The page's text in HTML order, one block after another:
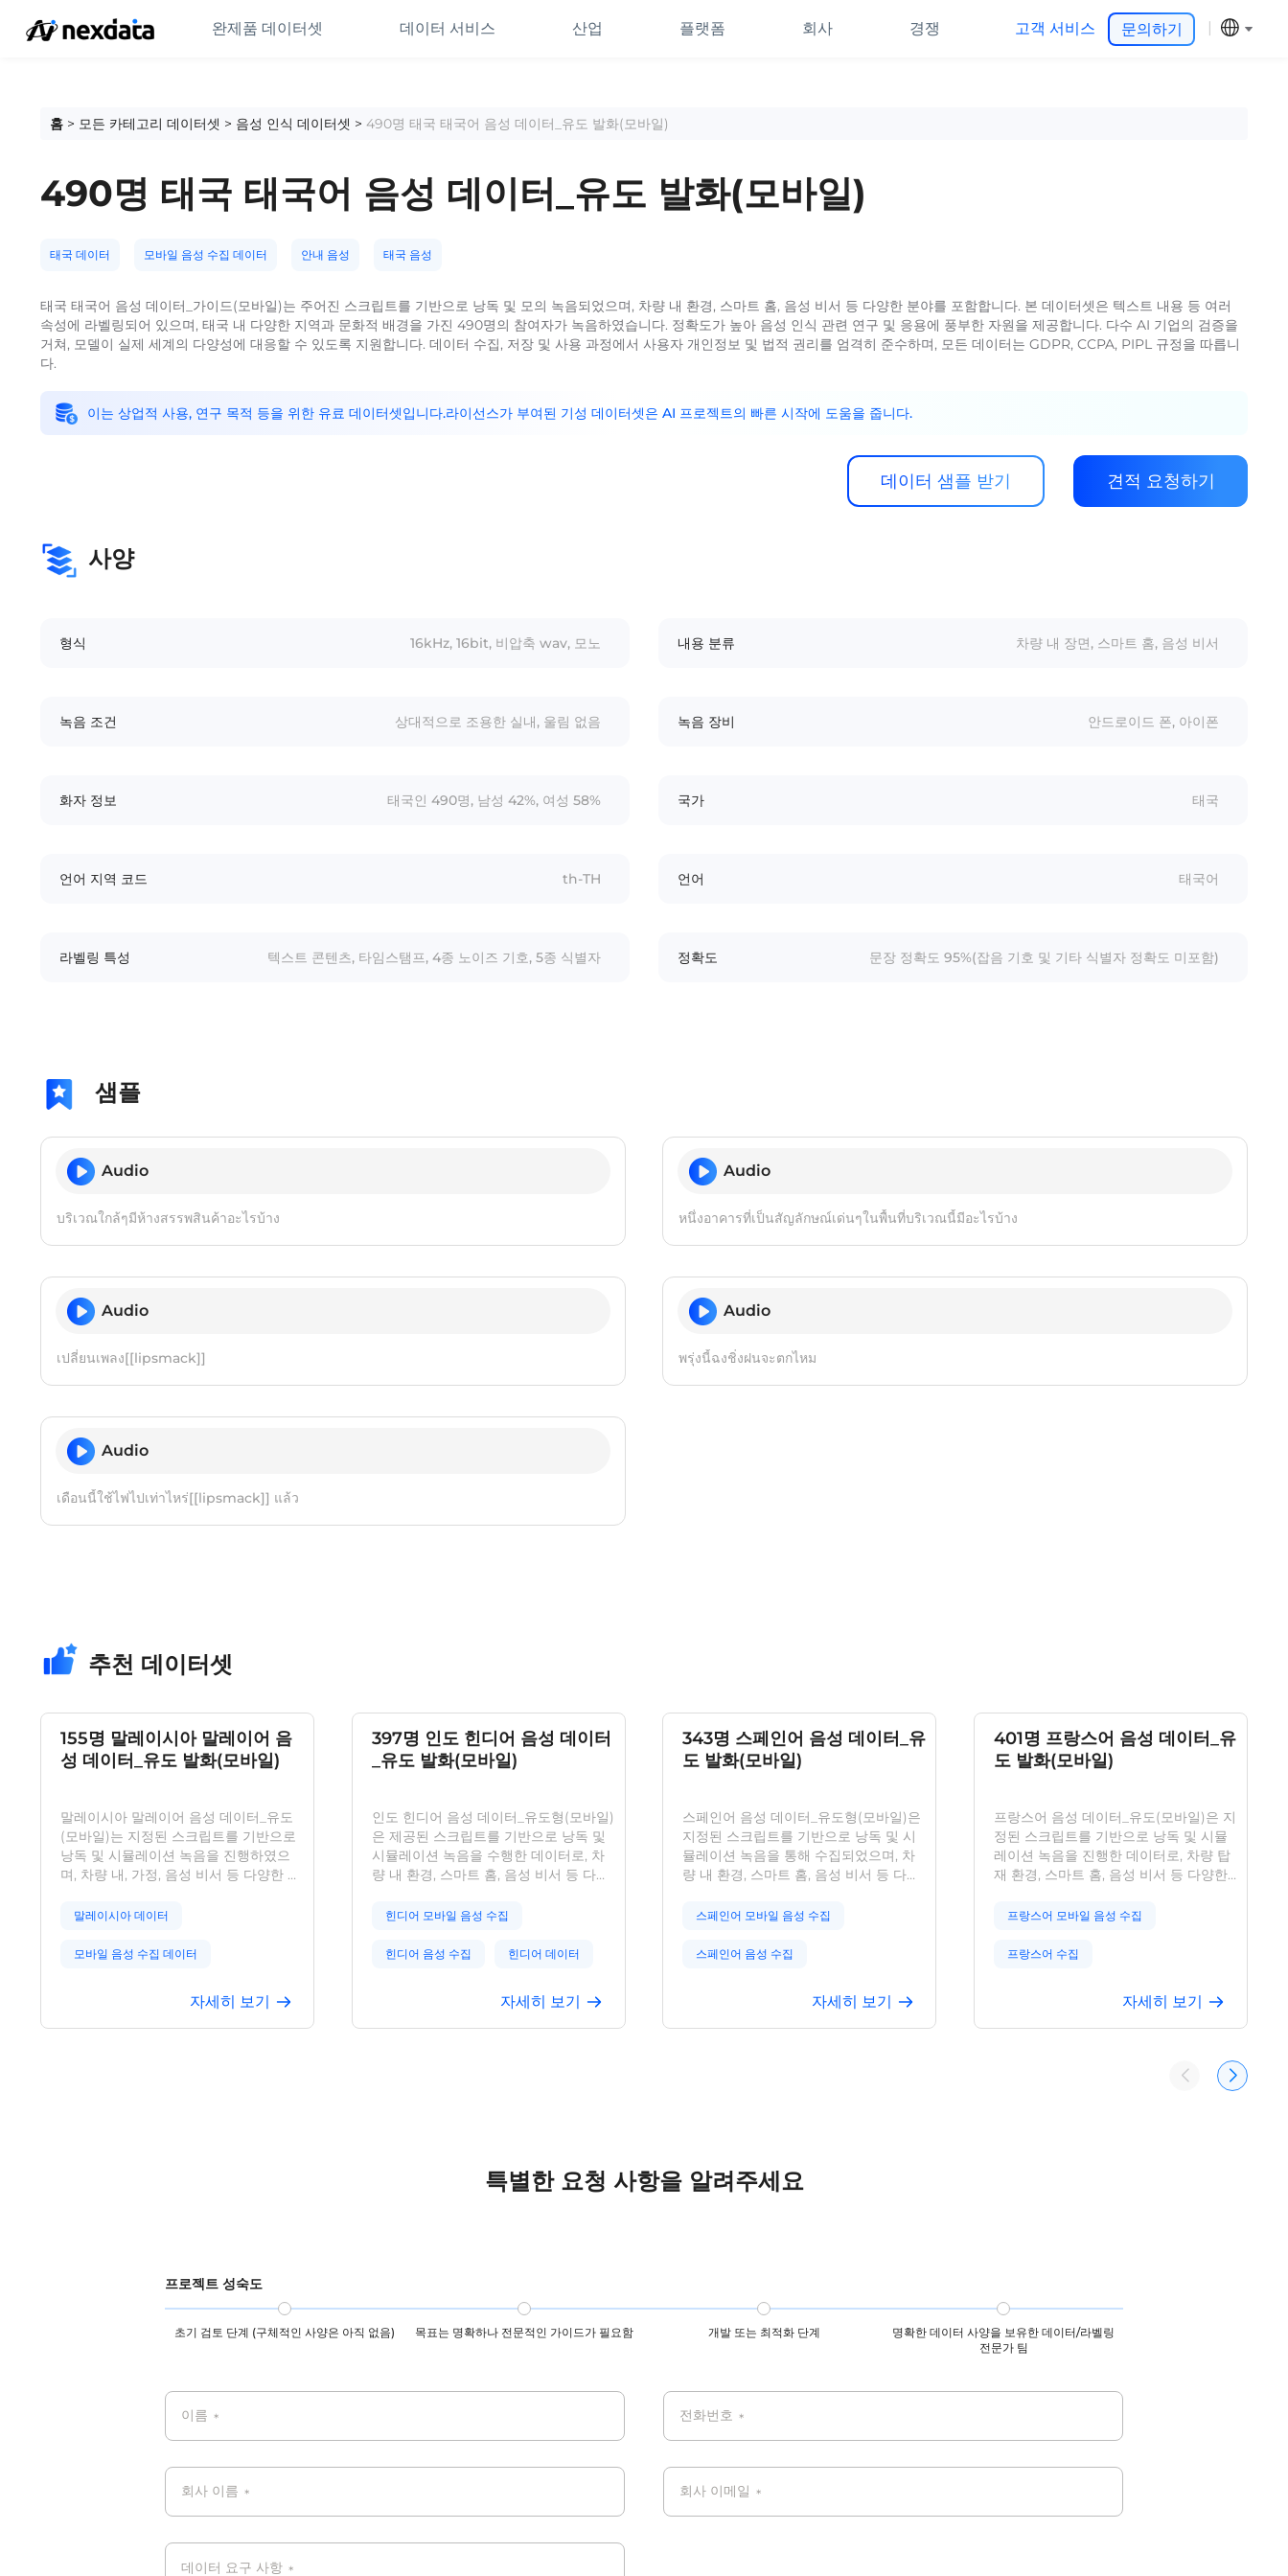
완제품 데이터셋 데이터 서비스 산업 플랫폼 회사 경쟁 고객 서비스 문의하기
홈 > 모든 카테고리 데이터셋 > 음성 인식 데이터셋 > 490명 태국 태국어 음성 데이터_유도 발화(모바일)
490명 태국 태국어 음성 데이터_유도 발화(모바일)
태국 데이터 모바일 음성 수집 데이터 안내 음성 태국 음성
태국 태국어 음성 데이터_가이드(모바일)는 주어진 스크립트를 기반으로 낭독 및 모의 녹음되었으며, 차량 내 환경, 스마트 홈, 음성 비서 등 다양한 분야를 포함합니다. 본 데이터셋은 텍스트 내용 등 여러
속성에 라벨링되어 있으며, 태국 내 다양한 지역과 문화적 배경을 가진 490명의 참여자가 녹음하였습니다. 정확도가 높아 음성 인식 관련 연구 및 응용에 풍부한 자원을 제공합니다. 다수 AI 기업의 검증을
거쳐, 모델이 실제 세계의 다양성에 대응할 수 있도록 지원합니다. 데이터 수집, 저장 및 사용 과정에서 사용자 개인정보 및 법적 권리를 엄격히 준수하며, 모든 데이터는 GDPR, CCPA, PIPL 규정을 따릅니
다.
이는 상업적 사용, 연구 목적 등을 위한 유료 데이터셋입니다.라이선스가 부여된 기성 데이터셋은 AI 프로젝트의 빠른 시작에 도움을 줍니다.
데이터 샘플 받기 견적 요청하기
사양
형식 16kHz, 16bit, 비압축 wav, 모노 내용 분류 차량 내 장면, 스마트 홈, 음성 비서
녹음 조건 상대적으로 조용한 실내, 울림 없음 녹음 장비 안드로이드 폰, 아이폰
화자 정보 태국인 490명, 남성 42%, 여성 58% 국가 태국
언어 지역 코드 th-TH 언어 태국어
라벨링 특성 텍스트 콘텐츠, 타임스탬프, 4종 노이즈 기호, 5종 식별자 정확도 문장 정확도 95%(잡음 기호 및 기타 식별자 정확도 미포함)
샘플
Audio
บริเวณใกล้ๆมีห้างสรรพสินค้าอะไรบ้าง
Audio
หนึ่งอาคารที่เป็นสัญลักษณ์เด่นๆในพื้นที่บริเวณนี้มีอะไรบ้าง
Audio
เปลี่ยนเพลง[[lipsmack]]
Audio
พรุ่งนี้ฉงชิ่งฝนจะตกไหม
Audio
เดือนนี้ใช้ไฟไปเท่าไหร่[[lipsmack]] แล้ว
추천 데이터셋
155명 말레이시아 말레이어 음
성 데이터_유도 발화(모바일)
말레이시아 말레이어 음성 데이터_유도
(모바일)는 지정된 스크립트를 기반으로
낭독 및 시뮬레이션 녹음을 진행하였으
며, 차량 내, 가정, 음성 비서 등 다양한 분
내용 등 여러 속성을 라벨링하였으며, 155
였습니다. 높은 정확도를 보유하여 음성
실제 환경의 다양성에 대응하는 모델 성
능 향상에 기여합니다. 데이터 수집, 저장
말레이시아 데이터
모바일 음성 수집 데이터
말레이시아 음성
자세히 보기
397명 인도 힌디어 음성 데이터
_유도 발화(모바일)
인도 힌디어 음성 데이터_유도형(모바일)
은 제공된 스크립트를 기반으로 낭독 및
시뮬레이션 녹음을 수행한 데이터로, 차
량 내 환경, 스마트 홈, 음성 비서 등 다양
데이터셋은 텍스트 전사, 잡음 기호 등 다
지역과 문화적 배경을 가진 인도인 397명
자원을 제공하며, 다수의 AI 기업으로부
터 검증을 받아 실제 환경의 다양성에 직
힌디어 모바일 음성 수집
힌디어 음성 수집 힌디어 데이터
자세히 보기
343명 스페인어 음성 데이터_유
도 발화(모바일)
스페인어 음성 데이터_유도형(모바일)은
지정된 스크립트를 기반으로 낭독 및 시
뮬레이션 녹음을 통해 수집되었으며, 차
량 내 환경, 스마트 홈, 음성 비서 등 다양
데이터셋은 텍스트 전사, 잡음 기호 등 다
멕시코, 아르헨티나 출신의 총 343명이
도가 높아 음성 인식 관련 연구 및 응용에
풍부한 자원을 제공합니다. 여러 AI 기업
글로벌 개인정보 보호 기준을 따릅니다.
스페인어 모바일 음성 수집
스페인어 음성 수집
자세히 보기
401명 프랑스어 음성 데이터_유
도 발화(모바일)
프랑스어 음성 데이터_유도(모바일)은 지
정된 스크립트를 기반으로 낭독 및 시뮬
레이션 녹음을 진행한 데이터로, 차량 탑
재 환경, 스마트 홈, 음성 비서 등 다양한
셋은 텍스트 전사, 노이즈 기호 등 다양한
르완다 등 국가의 참여자 401명이 녹음에
니다. 정확도가 높아 음성 인식 관련 연구
및 응용에 유용한 리소스를 제공합니다.
성에 직면했을 때 모델의 우수한 성능에
기여하는 것으로 검증되었습니다. 저희는
프랑스어 모바일 음성 수집
프랑스어 수집
발달 음성 인식 데이터
자세히 보기
특별한 요청 사항을 알려주세요
프로젝트 성숙도
초기 검토 단계 (구체적인 사양은 아직 없음) 목표는 명확하나 전문적인 가이드가 필요함 개발 또는 최적화 단계
명확한 데이터 사양을 보유한 데이터/라벨링
전문가 팀
이름 * 전화번호 *
회사 이름 * 회사 이메일 *
데이터 요구 사항 *